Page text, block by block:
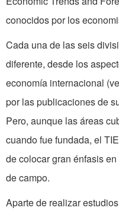
conocidos por los
Cada una de las seis
diferente, desde los
economía internacional
por las publicaciones de
Pero, aunque las áreas
cuando fue fundada, el
de colocar gran énfasis
de campo.
Aparte de realizar